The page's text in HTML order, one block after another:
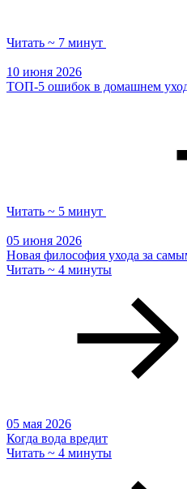
Читать ~ 7 минут
10 июня 2026
ТОП-5 ошибок в домашнем
Читать ~ 5 минут
05 июня 2026
Новая философия ухода за
Читать ~ 4 минуты
05 мая 2026
Когда вода вредит
Читать ~ 4 минуты